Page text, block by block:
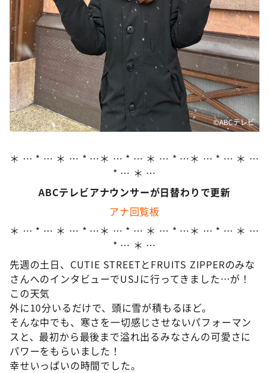
新婚さんいらっしゃい！
ポツンと一軒家
ザキ山小屋本館
ぺこぱのまるスポ
アナ回覧板
©ABCテレビ
＊ … * … ＊ … * …＊ … * … ＊ … * …＊ … * … ＊ …
* … ＊ …
ABCテレビアナウンサーが日替わりで更新
アナ回覧板
＊ … * … ＊ … * …＊ … * … ＊ … * …＊ … * … ＊ …
* … ＊ …
先週の土日、CUTIE STREETとFRUITS ZIPPERのみな
さんへのインタビューでUSJに行ってきました…が！
この天気
外に10分いるだけで、頭に雪が積もるほど。
そんな中でも、寒さを一切感じさせないパフォーマン
スと、最初から最後まで溢れ出るみなさんの可愛さに
パワーをもらいました！
幸せいっぱいの時間でした。